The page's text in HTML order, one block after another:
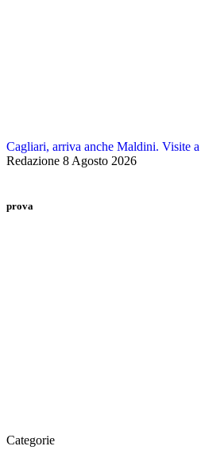
Cagliari, arriva anche Maldini. Visite
Redazione 8 Agosto 2026
prova
Categorie